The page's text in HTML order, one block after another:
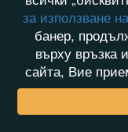
за използване
банер,
върху връзка
сайта, Вие